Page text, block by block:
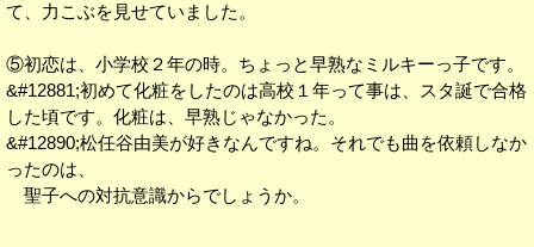
て、力こぶを見せていました。
⑤初恋は、小学校２年の時。ちょっと早熟なミルキーっ子です。
&#12881;初めて化粧をしたのは高校１年って事は、スタ誕で合格
した頃です。化粧は、早熟じゃなかった。
&#12890;松任谷由美が好きなんですね。それでも曲を依頼しなか
ったのは、
聖子への対抗意識からでしょうか。